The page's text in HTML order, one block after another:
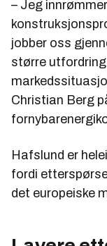
– Jeg
jobber oss
større
Christian Berg
Hafslund er
fordi
det europeiske